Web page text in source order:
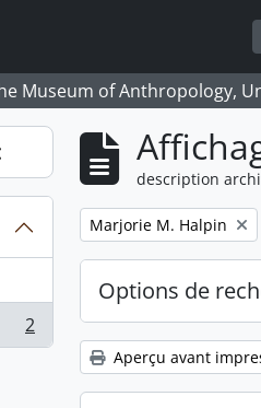
Museum of Anthropology,
2
description
Remove filter:
Marjorie M. Halpin
Options de
Aperçu avant